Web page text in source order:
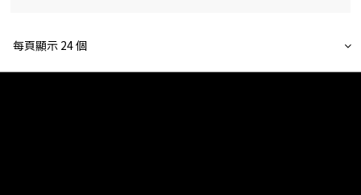
每頁顯示 24 個